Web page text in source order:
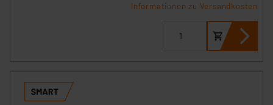
Informationen zu Versandkosten